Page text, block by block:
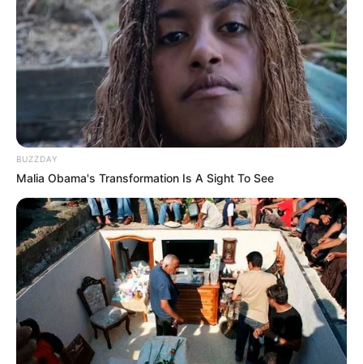
BUZZDAY
Malia Obama's Transformation Is A Sight To See